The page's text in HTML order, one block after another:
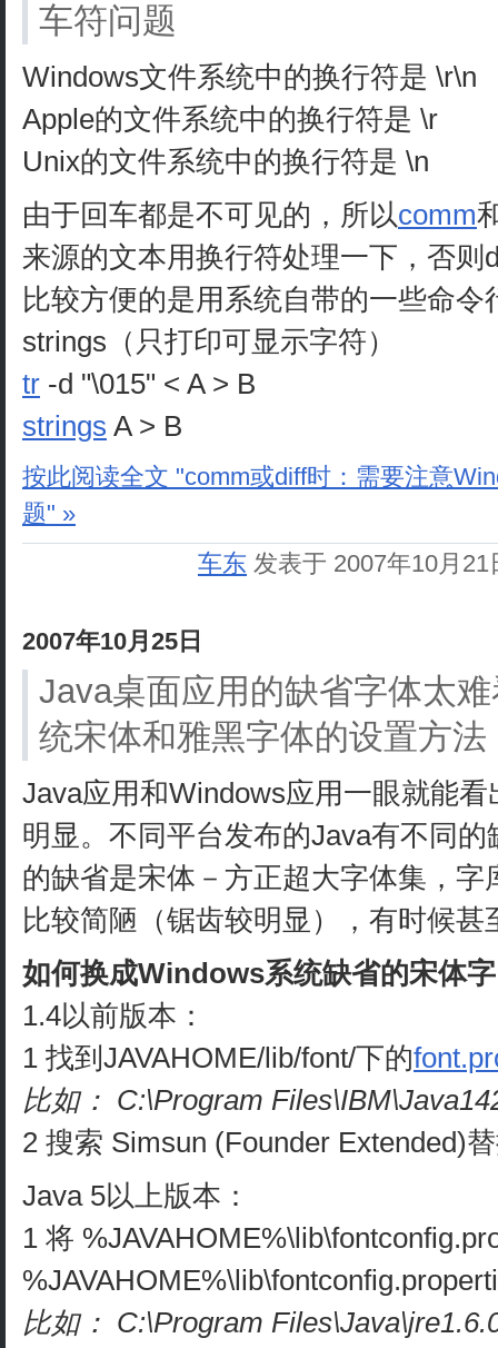
车符问题
Windows文件系统中的换行符是 \r\n
Apple的文件系统中的换行符是 \r
Unix的文件系统中的换行符是 \n
由于回车都是不可见的，所以comm
来源的文本用换行符处理一下，否
比较方便的是用系统自带的一些命
strings（只打印可显示字符）
tr -d "\015" < A > B
strings A > B
按此阅读全文 "comm或diff时：需要注意
题" »
车东 发表于 2007年10月
2007年10月25日
Java桌面应用的缺省字体太
统宋体和雅黑字体的设置方法
Java应用和Windows应用一眼就能
明显。不同平台发布的Java有不同
的缺省是宋体－方正超大字体集，
比较简陋（锯齿较明显），有时候甚
如何换成Windows系统缺省的宋体字
1.4以前版本：
1 找到JAVAHOME/lib/font/下的
比如： C:\Program
2 搜索 Simsun (Founder Extended)
Java 5以上版本：
1 将
比如： C:\Program